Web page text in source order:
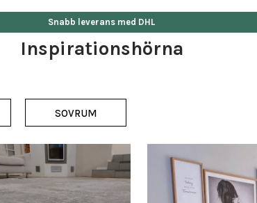
Fri frakt då beställningen är över 25.000 kr
Inspirationshörna
SOVRUM